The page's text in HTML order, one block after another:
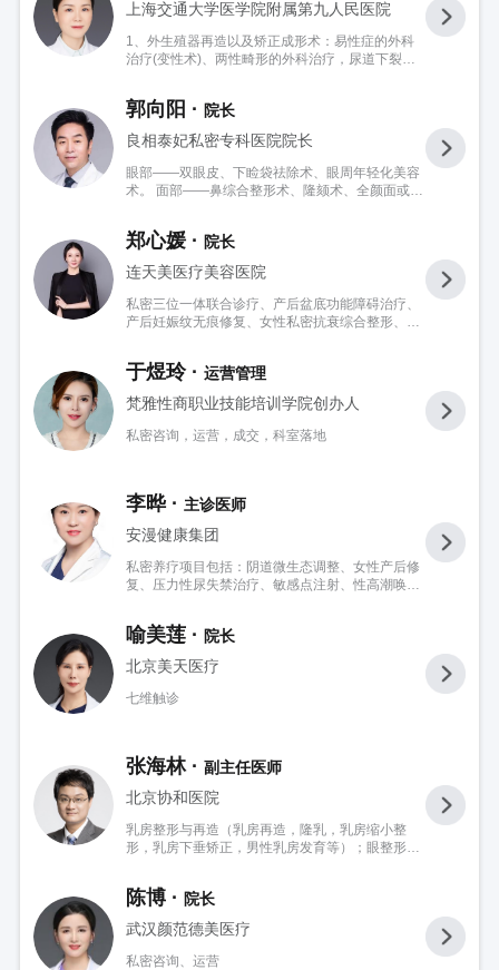
上海交通大学医学院附属第九人民医院
1、外生殖器再造以及矫正成形术：易性症的外科
治疗(变性术)、两性畸形的外科治疗，尿道下裂、
私密整形：大小阴唇整形、阴蒂包皮整形、阴道紧
缩术、女性外阴、阴道年轻化治疗等 3、眼部整
形：双眼皮、内眼角、上睑下垂、眼袋、提眉等
4、注射微整：肉毒素及玻尿酸注射除皱、瘦脸、
瘦腿、瘦肩、治疗轻度腋嗅、手足多汗、症面部提
升、隆鼻、隆颏、丰唇、法令纹等 5、乳房整形：
疗等 6、面部其他整形：隆鼻、隆颏、唇部整形等
7、脂肪抽吸与填充 8、各类体表肿物以及疤痕的
综合治疗
郭向阳 ·院长
良相泰妃私密专科医院院长
眼部——双眼皮、下睑袋祛除术、眼周年轻化美容
术。 面部——鼻综合整形术、隆颏术、全颜面或局
内陷矫正术、乳头再造术 吸脂移植——腰腹部吸脂
减肥塑形、腿部吸脂、形体雕塑等。 隐私整形——
处女膜修复术、阴唇修整术、外阴整形术、阴道紧
缩术等。
郑心媛 ·院长
连天美医疗美容医院
私密三位一体联合诊疗、产后盆底功能障碍治疗、
产后妊娠纹无痕修复、女性私密抗衰综合整形、形
于煜玲 ·运营管理
梵雅性商职业技能培训学院创办人
私密咨询，运营，成交，科室落地
李晔 ·主诊医师
安漫健康集团
私密养疗项目包括：阴道微生态调整、女性产后修
复、压力性尿失禁治疗、敏感点注射、性高潮唤
相关手术等等项目
喻美莲 ·院长
北京美天医疗
七维触诊
张海林 ·副主任医师
北京协和医院
乳房整形与再造（乳房再造，隆乳，乳房缩小整
形，乳房下垂矫正，男性乳房发育等）；眼整形；
充；面部注射美容；私密整形；面部轮廓整形；颅
面骨畸形和缺损的修复；体表肿物和瘢痕的治疗；
腋臭微创治疗。
陈博 ·院长
武汉颜范德美医疗
私密咨询、运营